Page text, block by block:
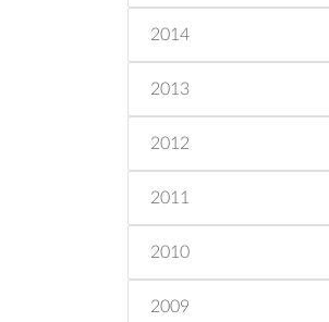
2014
2013
2012
2011
2010
2009